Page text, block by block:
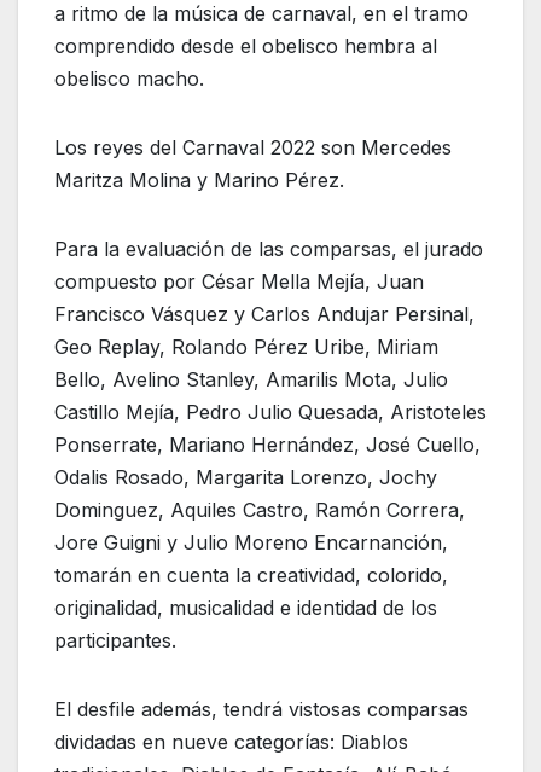
a ritmo de la música de carnaval, en el tramo
comprendido desde el obelisco hembra al
obelisco macho.
Los reyes del Carnaval 2022 son Mercedes
Maritza Molina y Marino Pérez.
Para la evaluación de las comparsas, el jurado
compuesto por César Mella Mejía, Juan
Francisco Vásquez y Carlos Andujar Persinal,
Geo Replay, Rolando Pérez Uribe, Miriam
Bello, Avelino Stanley, Amarilis Mota, Julio
Castillo Mejía, Pedro Julio Quesada, Aristoteles
Ponserrate, Mariano Hernández, José Cuello,
Odalis Rosado, Margarita Lorenzo, Jochy
Dominguez, Aquiles Castro, Ramón Correra,
Jore Guigni y Julio Moreno Encarnanción,
tomarán en cuenta la creatividad, colorido,
originalidad, musicalidad e identidad de los
participantes.
El desfile además, tendrá vistosas comparsas
dividadas en nueve categorías: Diablos